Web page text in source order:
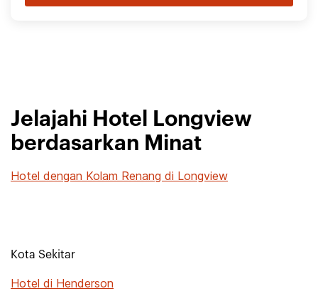
Jelajahi Hotel Longview
berdasarkan Minat
Hotel dengan Kolam Renang di Longview
Kota Sekitar
Hotel di Henderson